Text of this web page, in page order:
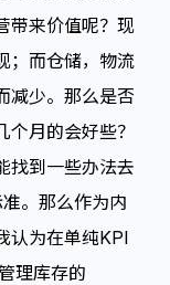
带来价值呢？现
；而仓储，物流
减少。那么是否
月的会好些？
找到一些办法去
。那么作为内
认为在单纯KPI
理库存的